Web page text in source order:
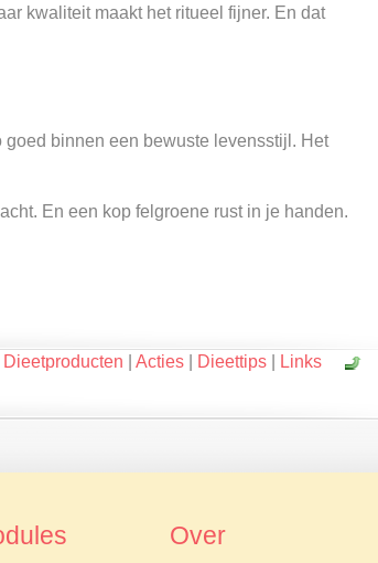
kwaliteit maakt het ritueel fijner. En dat
goed binnen een bewuste levensstijl. Het
En een kop felgroene rust in je handen.
Dieetproducten Acties Dieettips Links
Over